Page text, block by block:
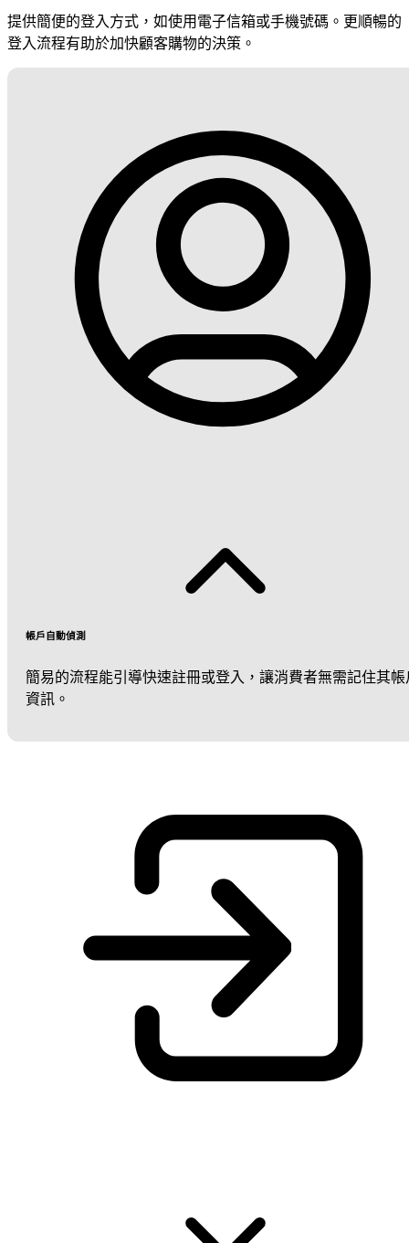
提供簡便的登入方式，如使用電子信箱或手機號碼。更順暢的
登入流程有助於加快顧客購物的決策。
帳戶自動偵測
簡易的流程能引導快速註冊或登入，讓消費者無需記住其帳
資訊。